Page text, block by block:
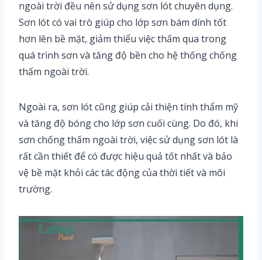
ngoài trời đều nên sử dụng sơn lót chuyên dụng.
Sơn lót có vai trò giúp cho lớp sơn bám dính tốt
hơn lên bề mặt, giảm thiểu việc thấm qua trong
quá trình sơn và tăng độ bền cho hệ thống chống
thấm ngoài trời.
Ngoài ra, sơn lót cũng giúp cải thiện tính thẩm mỹ
và tăng độ bóng cho lớp sơn cuối cùng. Do đó, khi
sơn chống thấm ngoài trời, việc sử dụng sơn lót là
rất cần thiết để có được hiệu quả tốt nhất và bảo
vệ bề mặt khỏi các tác động của thời tiết và môi
trường.